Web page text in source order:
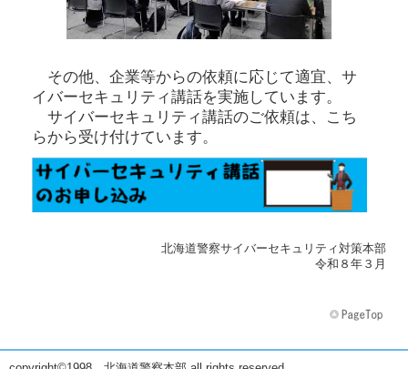
その他、企業等からの依頼に応じて適宜、サ
イバーセキュリティ講話を実施しています。
サイバーセキュリティ講話のご依頼は、こち
らから受け付けています。
北海道警察サイバーセキュリティ対策本部
令和８年３月